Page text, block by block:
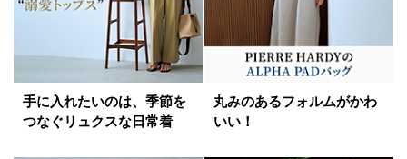
手に入れたいのは、季節を
つなぐリュクスな日常着
丸みのあるフォルムがかわ
いい！